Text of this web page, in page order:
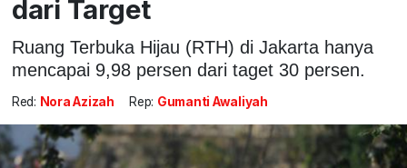
dari Target
Ruang Terbuka Hijau (RTH) di Jakarta hanya
mencapai 9,98 persen dari taget 30 persen.
Red: Nora Azizah Rep: Gumanti Awaliyah